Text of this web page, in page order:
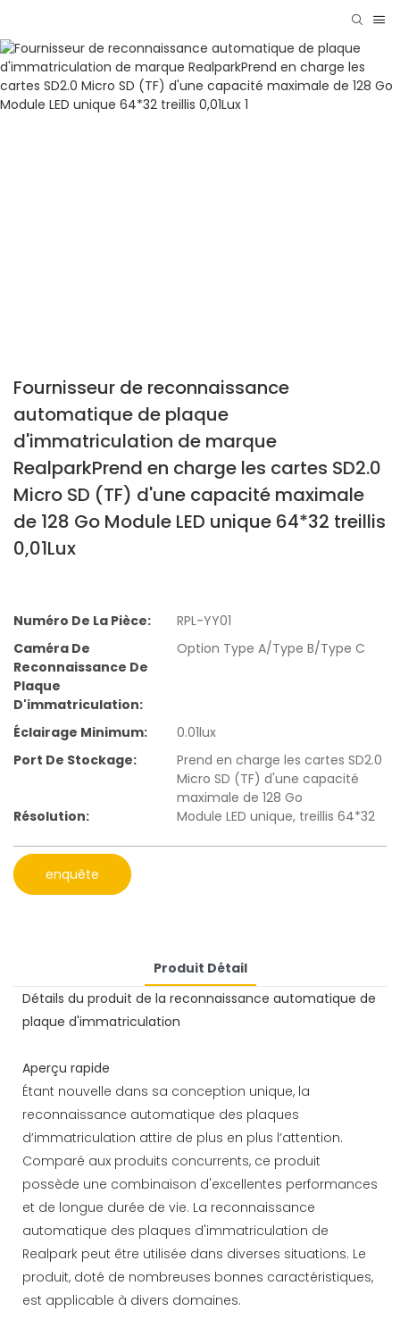
Fournisseur de reconnaissance
automatique de plaque
d'immatriculation de marque
RealparkPrend en charge les cartes SD2.0
Micro SD (TF) d'une capacité maximale
de 128 Go Module LED unique 64*32 treillis
0,01Lux
Numéro De La Pièce:
RPL-YY01
Caméra De
Reconnaissance De
Plaque
D'immatriculation:
Option Type A/Type B/Type C
Éclairage Minimum:
0.01lux
Port De Stockage:
Prend en charge les cartes SD2.0
Micro SD (TF) d'une capacité
maximale de 128 Go
Résolution:
Module LED unique, treillis 64*32
enquête
Produit Détail
Détails du produit de la reconnaissance automatique de
plaque d'immatriculation
Aperçu rapide
Étant nouvelle dans sa conception unique, la
reconnaissance automatique des plaques
d’immatriculation attire de plus en plus l’attention.
Comparé aux produits concurrents, ce produit
possède une combinaison d'excellentes performances
et de longue durée de vie. La reconnaissance
automatique des plaques d'immatriculation de
Realpark peut être utilisée dans diverses situations. Le
produit, doté de nombreuses bonnes caractéristiques,
est applicable à divers domaines.